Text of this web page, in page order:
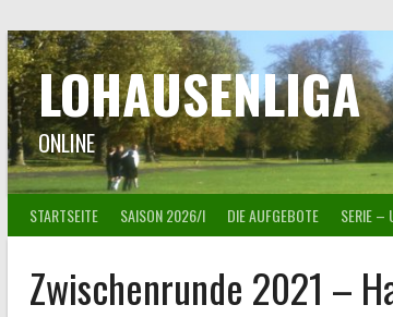
zum
InhaltLOHAUSENLIGA
ONLINE
STARTSEITE SAISON 2026/I DIE AUFGEBOTE SERIE –
Zwischenrunde 2021 –